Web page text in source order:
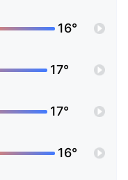
16°
17°
17°
16°